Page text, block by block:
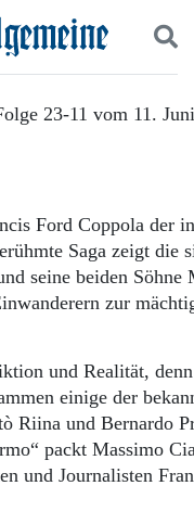
23-11 vom 11.
Ford Coppola der
Saga zeigt die
seine beiden Söhne
zur
und Realität,
einige der
Riina und Bernardo
packt Massimo
und Journalisten